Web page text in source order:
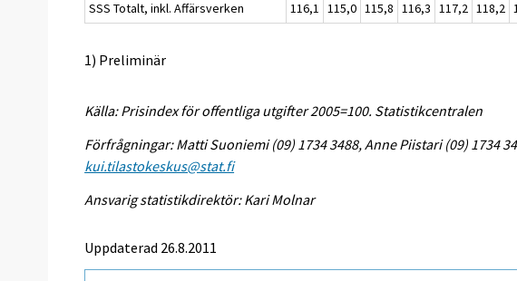
SSS Totalt, inkl. Affärsverken
116,1 115,0 115,8 116,3 117,2 118,2
1) Preliminär
Källa: Prisindex för offentliga utgifter 2005=100. Statistikcentralen
Förfrågningar: Matti Suoniemi (09) 1734 3488, Anne Piistari (09) 1734
kui.tilastokeskus@stat.fi
Ansvarig statistikdirektör: Kari Molnar
Uppdaterad 26.8.2011